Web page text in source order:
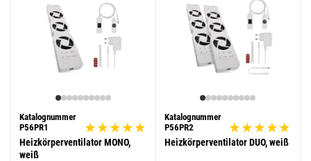
Katalognummer
P56PR1
Heizkörperventilator MONO,
weiß
Katalognummer
P56PR2
Heizkörperventilator DUO, weiß